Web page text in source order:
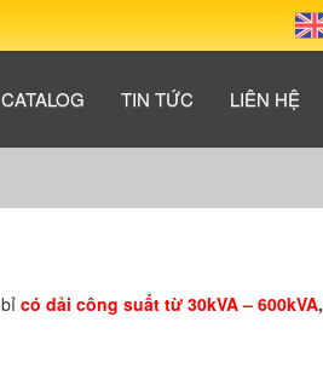
CATALOG TIN TỨC LIÊN HỆ
có dải công suất từ 30kVA – 600kVA,